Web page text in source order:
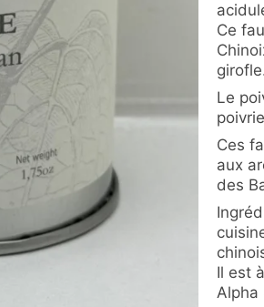
Ce
Le
Ces
aux
des
Il est
Alpha